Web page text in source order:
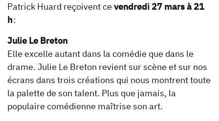
Patrick Huard reçoivent ce vendredi 27 mars à 21
h:
Julie Le Breton
Elle excelle autant dans la comédie que dans le
drame. Julie Le Breton revient sur scène et sur nos
écrans dans trois créations qui nous montrent toute
la palette de son talent. Plus que jamais, la
populaire comédienne maîtrise son art.